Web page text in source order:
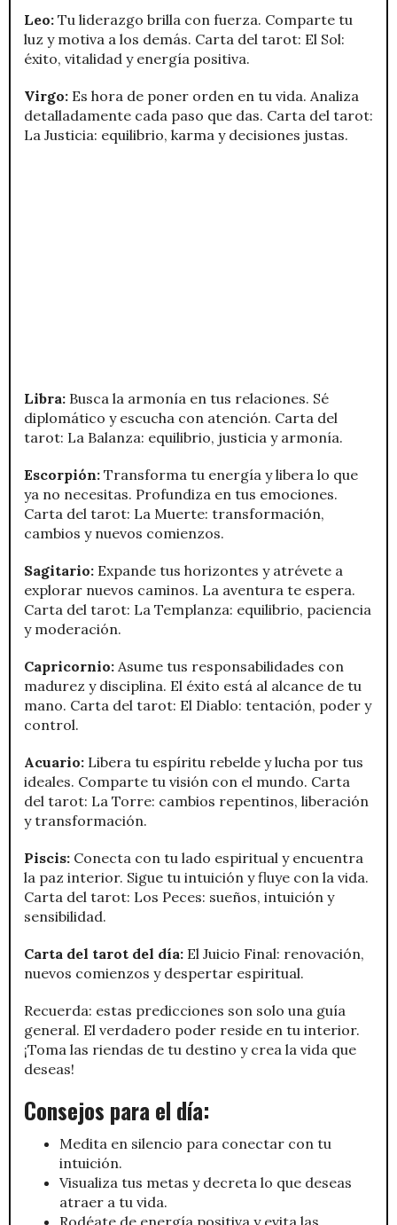
Leo: Tu liderazgo brilla con fuerza. Comparte tu
luz y motiva a los demás. Carta del tarot: El Sol:
éxito, vitalidad y energía positiva.
Virgo: Es hora de poner orden en tu vida. Analiza
detalladamente cada paso que das. Carta del tarot:
La Justicia: equilibrio, karma y decisiones justas.
Libra: Busca la armonía en tus relaciones. Sé
diplomático y escucha con atención. Carta del
tarot: La Balanza: equilibrio, justicia y armonía.
Escorpión: Transforma tu energía y libera lo que
ya no necesitas. Profundiza en tus emociones.
Carta del tarot: La Muerte: transformación,
cambios y nuevos comienzos.
Sagitario: Expande tus horizontes y atrévete a
explorar nuevos caminos. La aventura te espera.
Carta del tarot: La Templanza: equilibrio, paciencia
y moderación.
Capricornio: Asume tus responsabilidades con
madurez y disciplina. El éxito está al alcance de tu
mano. Carta del tarot: El Diablo: tentación, poder y
control.
Acuario: Libera tu espíritu rebelde y lucha por tus
ideales. Comparte tu visión con el mundo. Carta
del tarot: La Torre: cambios repentinos, liberación
y transformación.
Piscis: Conecta con tu lado espiritual y encuentra
la paz interior. Sigue tu intuición y fluye con la vida.
Carta del tarot: Los Peces: sueños, intuición y
sensibilidad.
Carta del tarot del día: El Juicio Final: renovación,
nuevos comienzos y despertar espiritual.
Recuerda: estas predicciones son solo una guía
general. El verdadero poder reside en tu interior.
¡Toma las riendas de tu destino y crea la vida que
deseas!
Consejos para el día:
Medita en silencio para conectar con tu
intuición.
Visualiza tus metas y decreta lo que deseas
atraer a tu vida.
Rodéate de energía positiva y evita las